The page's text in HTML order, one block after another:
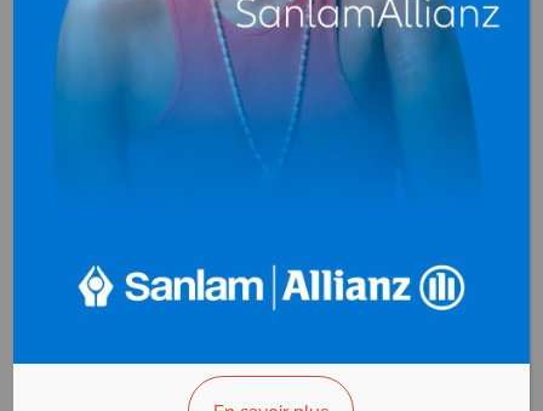
+(237) 677 70 07 81
>>> Vous êtes le propriétaire ?